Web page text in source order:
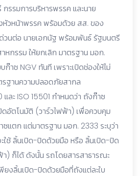
รรมการบริหารพรรค และนาย
หัวหน้าพรรค พร้อมด้วย สส. ของ
วนต่อ นายเอกนัฐ พร้อมพันธ์ รัฐมนตรี
หกรรม ให้ยกเลิก มาตรฐาน มอก.
ก๊าซ NGV ทันที เพราะเปิดช่องให้ไม่
ฐานความปลอดภัยสากล
และ ISO 15501 กำหนดว่า ถังก๊าซ
อัตโนมัติ (วาร์วไฟฟ้า) เพื่อควบคุม
แตก แต่มาตรฐาน มอก. 2333 ระบุว่า
ใช้ ลิ้นเปิด-ปิดด้วยมือ หรือ ลิ้นเปิด-ปิด
) ก็ได้ ดังนั้น รถโดยสารสาธารณะ
งลิ้นเปิด-ปิดด้วยมือที่ถังแต่ละใบ